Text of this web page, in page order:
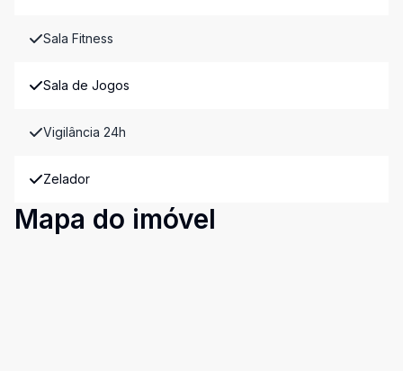
Sala Fitness
Sala de Jogos
Vigilância 24h
Zelador
Mapa do imóvel